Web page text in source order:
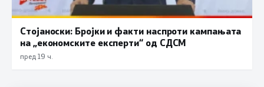
Стојаноски: Бројки и факти наспроти кампањата
на „економските експерти“ од СДСM
пред 19 ч.